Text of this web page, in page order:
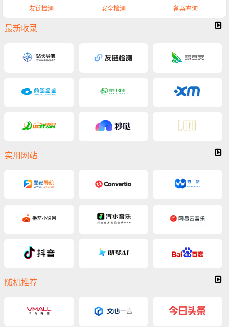
友链检测 安全检测 备案查询
最新收录
实用网站
随机推荐